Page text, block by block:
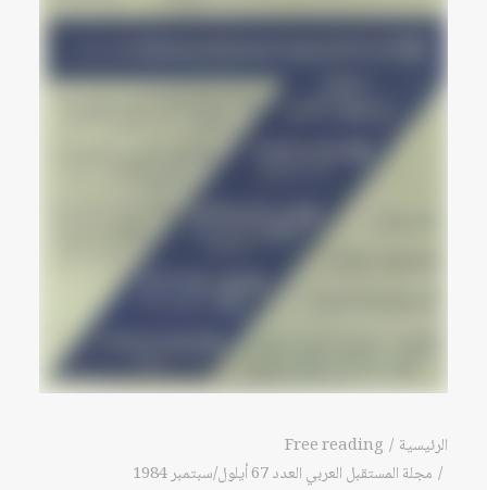
الرئيسية
Free reading
مجلة المستقبل العربي العدد 67 أيلول/سبتمبر 1984